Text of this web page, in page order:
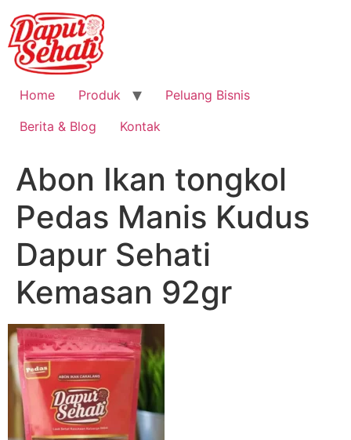
Home Produk
Peluang Bisnis
Berita & Blog
Kontak
Abon Ikan tongkol
Pedas Manis Kudus
Dapur Sehati
Kemasan 92gr